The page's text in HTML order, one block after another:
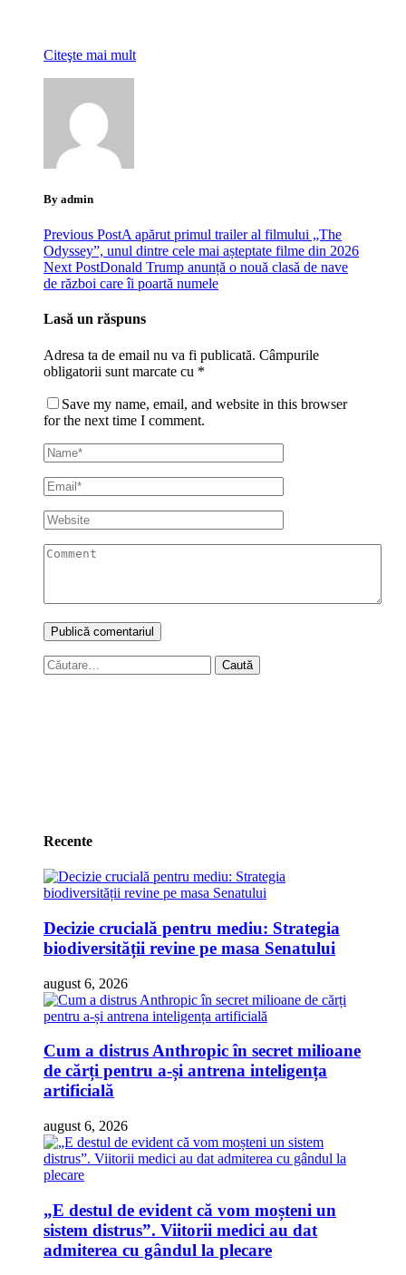
Citeşte mai mult
By admin
Previous PostA apărut primul trailer al filmului „The
Odyssey”, unul dintre cele mai așteptate filme din 2026
Next PostDonald Trump anunță o nouă clasă de nave
de război care îi poartă numele
Lasă un răspuns
Adresa ta de email nu va fi publicată. Câmpurile
obligatorii sunt marcate cu *
Save my name, email, and website in this browser
for the next time I comment.
Caută
după:
Recente
Decizie crucială pentru mediu: Strategia
biodiversității revine pe masa Senatului
august 6, 2026
Cum a distrus Anthropic în secret milioane
de cărți pentru a-și antrena inteligența
artificială
august 6, 2026
„E destul de evident că vom moșteni un
sistem distrus”. Viitorii medici au dat
admiterea cu gândul la plecare